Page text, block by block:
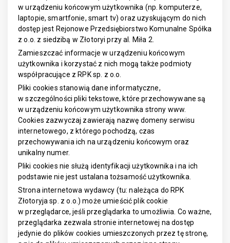
w urządzeniu końcowym użytkownika (np. komputerze,
laptopie, smartfonie, smart tv) oraz uzyskującym do nich
dostęp jest Rejonowe Przedsiębiorstwo Komunalne Spółka
z o.o. z siedzibą w Złotoryi przy al. Miła 2.
Zamieszczać informacje w urządzeniu końcowym
użytkownika i korzystać z nich mogą także podmioty
współpracujące z RPK sp. z o.o.
Pliki cookies stanowią dane informatyczne,
w szczególności pliki tekstowe, które przechowywane są
w urządzeniu końcowym użytkownika strony www.
Cookies zazwyczaj zawierają nazwę domeny serwisu
internetowego, z którego pochodzą, czas
przechowywania ich na urządzeniu końcowym oraz
unikalny numer.
Pliki cookies nie służą identyfikacji użytkownika i na ich
podstawie nie jest ustalana tożsamość użytkownika.
Strona internetowa wydawcy (tu: należąca do RPK
Złotoryja sp. z o.o.) może umieścić plik cookie
w przeglądarce, jeśli przeglądarka to umożliwia. Co ważne,
przeglądarka zezwala stronie internetowej na dostęp
jedynie do plików cookies umieszczonych przez tę stronę,